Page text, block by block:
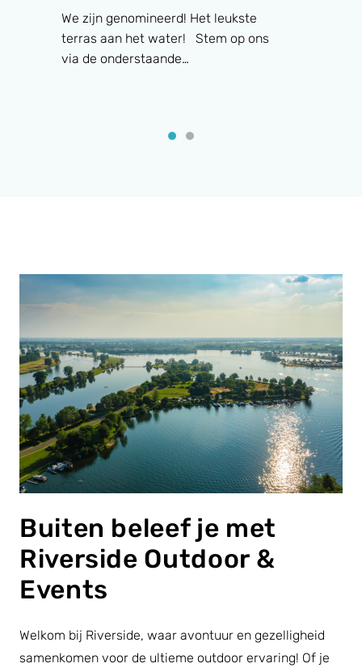
We zijn genomineerd! Het leukste
terras aan het water! Stem op ons
via de onderstaande…
Buiten beleef je met
Riverside Outdoor &
Events
Welkom bij Riverside, waar avontuur en gezelligheid
samenkomen voor de ultieme outdoor ervaring! Of je